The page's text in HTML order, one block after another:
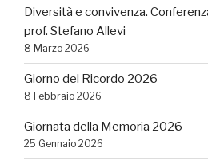
Diversità e convivenza.
prof. Stefano Allevi
8 Marzo 2026
Giorno del Ricordo 2026
8 Febbraio 2026
Giornata della Memoria 2026
25 Gennaio 2026